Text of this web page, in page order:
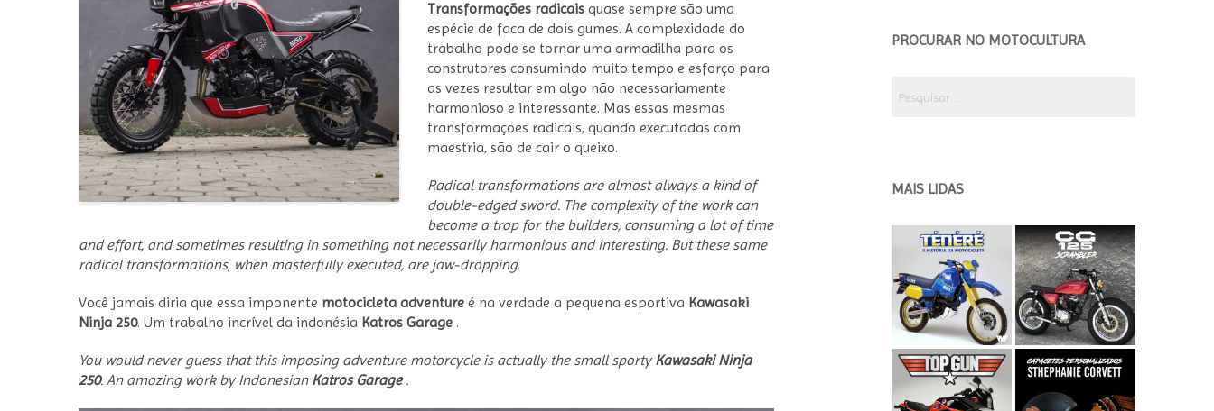
Transformações radicais quase sempre são uma
espécie de faca de dois gumes. A complexidade do
trabalho pode se tornar uma armadilha para os
construtores consumindo muito tempo e esforço para
as vezes resultar em algo não necessariamente
harmonioso e interessante. Mas essas mesmas
transformações radicais, quando executadas com
maestria, são de cair o queixo.
Radical transformations are almost always a kind of
double-edged sword. The complexity of the work can
become a trap for the builders, consuming a lot of time
and effort, and sometimes resulting in something not necessarily harmonious and interesting. But these same
radical transformations, when masterfully executed, are jaw-dropping.
Você jamais diria que essa imponente motocicleta adventure é na verdade a pequena esportiva Kawasaki
Ninja 250. Um trabalho incrível da indonésia Katros Garage .
You would never guess that this imposing adventure motorcycle is actually the small sportyKawasaki Ninja
250. An amazing work by Indonesian Katros Garage.
PROCURAR NO MOTOCULTURA
por:
MAIS LIDAS